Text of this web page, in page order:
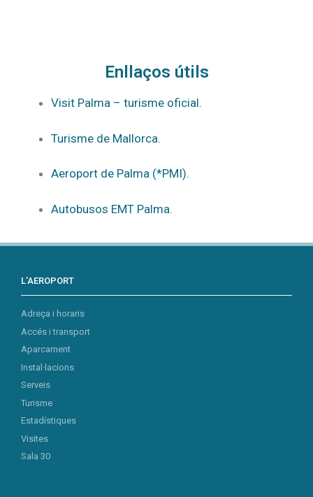
Enllaços útils
Visit Palma – turisme oficial.
Turisme de Mallorca.
Aeroport de Palma (*PMI).
Autobusos EMT Palma.
L’AEROPORT
Adreça i horaris
Accés i transport
Aparcament
Instal·lacions
Serveis
Turisme
Estadístiques
Visites
Sala 30